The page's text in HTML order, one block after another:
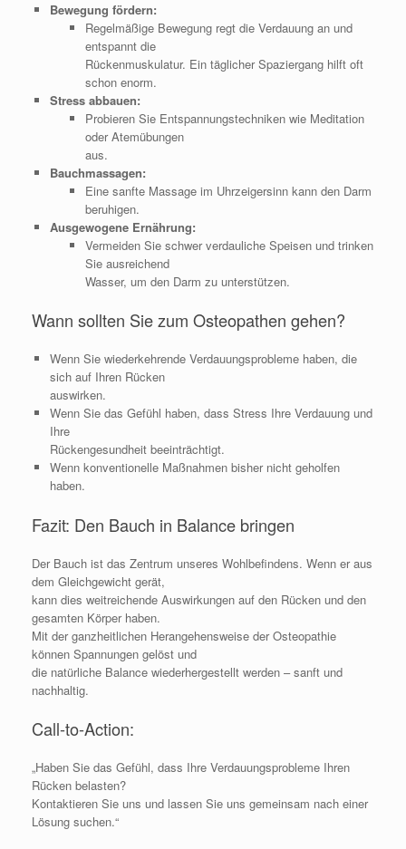
Bewegung fördern:
Regelmäßige Bewegung regt die Verdauung an und
entspannt die
Rückenmuskulatur. Ein täglicher Spaziergang hilft oft
schon enorm.
Stress abbauen:
Probieren Sie Entspannungstechniken wie Meditation
oder Atemübungen
aus.
Bauchmassagen:
Eine sanfte Massage im Uhrzeigersinn kann den Darm
beruhigen.
Ausgewogene Ernährung:
Vermeiden Sie schwer verdauliche Speisen und trinken
Sie ausreichend
Wasser, um den Darm zu unterstützen.
Wann sollten Sie zum Osteopathen gehen?
Wenn Sie wiederkehrende Verdauungsprobleme haben, die
sich auf Ihren Rücken
auswirken.
Wenn Sie das Gefühl haben, dass Stress Ihre Verdauung und
Ihre
Rückengesundheit beeinträchtigt.
Wenn konventionelle Maßnahmen bisher nicht geholfen
haben.
Fazit: Den Bauch in Balance bringen
Der Bauch ist das Zentrum unseres Wohlbefindens. Wenn er aus
dem Gleichgewicht gerät,
kann dies weitreichende Auswirkungen auf den Rücken und den
gesamten Körper haben.
Mit der ganzheitlichen Herangehensweise der Osteopathie
können Spannungen gelöst und
die natürliche Balance wiederhergestellt werden – sanft und
nachhaltig.
Call-to-Action:
„Haben Sie das Gefühl, dass Ihre Verdauungsprobleme Ihren
Rücken belasten?
Kontaktieren Sie uns und lassen Sie uns gemeinsam nach einer
Lösung suchen.“